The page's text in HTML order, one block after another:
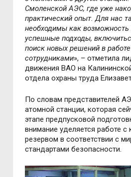
Смоленской АЭС, где уже
практический опыт. Для нас
необходимы как возможность
успешные подходы,
поиск новых решений в
сотрудниками», – отметила
движения ВАО на
отдела охраны труда
По словам представителей
атомной станции, которая
этапе предпусковой
внимание уделяется работе
резервом в соответствии с
стандартами безопасности.